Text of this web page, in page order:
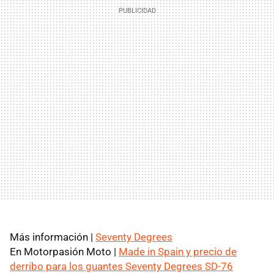
Más información | Seventy Degrees
En Motorpasión Moto | Made in Spain y precio de
derribo para los guantes Seventy Degrees SD-76